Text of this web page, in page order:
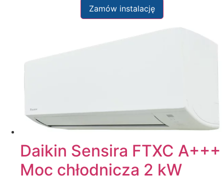
Zamów instalację
Daikin Sensira FTXC A+++
Moc chłodnicza 2 kW